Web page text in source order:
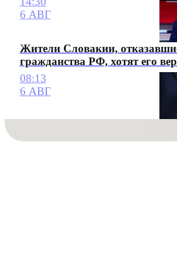
6 АВГ
Жители Словакии,
гражданства РФ, хотят его
08:13
6 АВГ